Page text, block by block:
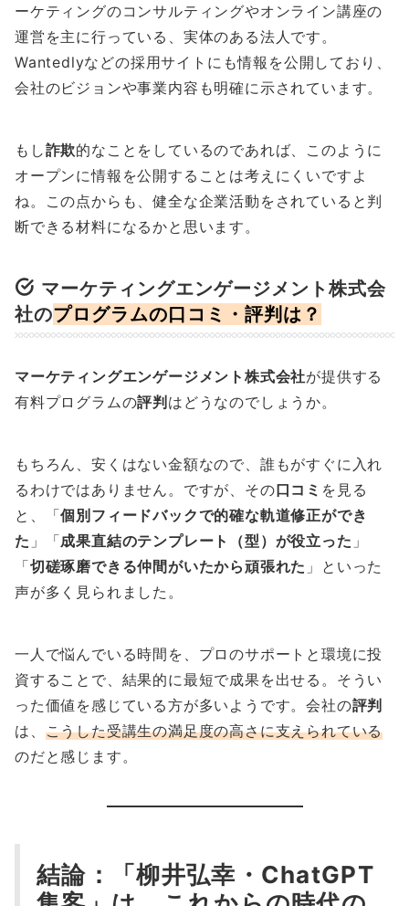
ーケティングのコンサルティングやオンライン講座の
運営を主に行っている、実体のある法人です。
Wantedlyなどの採用サイトにも情報を公開しており、
会社のビジョンや事業内容も明確に示されています。
もし詐欺的なことをしているのであれば、このように
オープンに情報を公開することは考えにくいですよ
ね。この点からも、健全な企業活動をされていると判
断できる材料になるかと思います。
マーケティングエンゲージメント株式会
社のプログラムの口コミ・評判 は？
マーケティングエンゲージメント株式会社が提供する
有料プログラムの評判はどうなのでしょうか。
もちろん、安くはない金額なので、誰もがすぐに入れ
るわけではありません。ですが、その口コミ を見る
と、「個別フィードバックで的確な軌道修正ができ
た 」「成果直結のテンプレート（型）が役立った 」
「切磋琢磨できる仲間がいたから頑張れた 」といった
声が多く見られました。
一人で悩んでいる時間を、プロのサポートと環境に投
資することで、結果的に最短で成果を出せる。そうい
った価値を感じている方が多いようです。会社の評判
は、 こうした受講生の満足度の高さに支えられている
のだと感じます。
結論：「柳井弘幸・ChatGPT